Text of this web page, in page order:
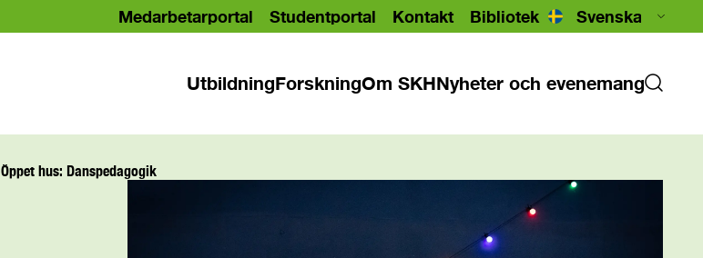
Medarbetarportal Studentportal Kontakt Bibliotek
UtbildningForskningOm SKHNyheter och evenemang
Öppet hus: Danspedagogik